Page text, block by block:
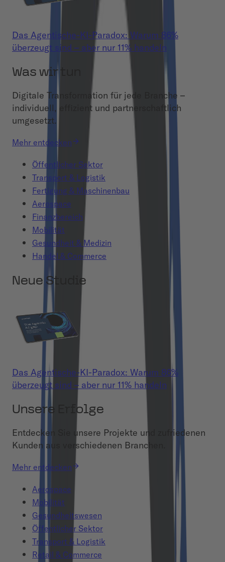
Das Agentische-KI-Paradox: Warum 86%
überzeugt sind – aber nur 11% handeln
Was wir tun
Digitale Transformation für jede Branche –
individuell, effizient und partnerschaftlich
umgesetzt.
Mehr entdecken
Öffentlicher Sektor
Transport & Logistik
Fertigung & Maschinenbau
Aerospace
Finanzbereich
Mobilität
Gesundheit & Medizin
Handel & Commerce
Neue Studie
Das Agentische-KI-Paradox: Warum 86%
überzeugt sind – aber nur 11% handeln
Unsere Erfolge
Entdecken Sie unsere Projekte und zufriedenen
Kunden aus verschiedenen Branchen.
Mehr entdecken
Aerospace
Mobilität
Gesundheitswesen
Öffentlicher Sektor
Transport & Logistik
Retail & Commerce